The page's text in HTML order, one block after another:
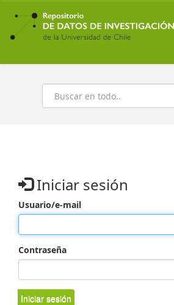
Ir
contenido
principal
Buscar
Iniciar sesión
Usuario/e-mail
Contraseña
Iniciar sesión